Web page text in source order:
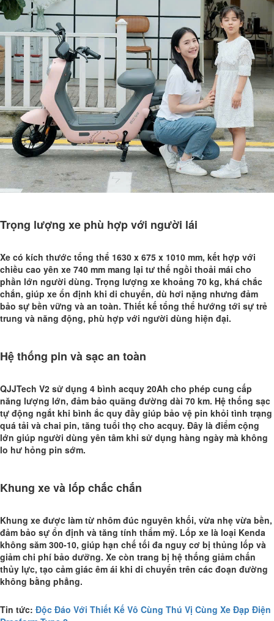
Trọng lượng xe phù hợp với người lái
Xe có kích thước tổng thể 1630 x 675 x 1010 mm, kết hợp với
chiều cao yên xe 740 mm mang lại tư thế ngồi thoải mái cho
phần lớn người dùng. Trọng lượng xe khoảng 70 kg, khá chắc
chắn, giúp xe ổn định khi di chuyển, dù hơi nặng nhưng đảm
bảo sự bền vững và an toàn. Thiết kế tổng thể hướng tới sự trẻ
trung và năng động, phù hợp với người dùng hiện đại.
Hệ thống pin và sạc an toàn
QJJTech V2 sử dụng 4 bình acquy 20Ah cho phép cung cấp
năng lượng lớn, đảm bảo quãng đường dài 70 km. Hệ thống sạc
tự động ngắt khi bình ắc quy đầy giúp bảo vệ pin khỏi tình trạng
quá tải và chai pin, tăng tuổi thọ cho acquy. Đây là điểm cộng
lớn giúp người dùng yên tâm khi sử dụng hàng ngày mà không
lo hư hỏng pin sớm.
Khung xe và lốp chắc chắn
Khung xe được làm từ nhôm đúc nguyên khối, vừa nhẹ vừa bền,
đảm bảo sự ổn định và tăng tính thẩm mỹ. Lốp xe là loại Kenda
không săm 300-10, giúp hạn chế tối đa nguy cơ bị thủng lốp và
giảm chi phí bảo dưỡng. Xe còn trang bị hệ thống giảm chấn
thủy lực, tạo cảm giác êm ái khi di chuyển trên các đoạn đường
không bằng phẳng.
Tin tức: Độc Đáo Với Thiết Kế Vô Cùng Thú Vị Cùng Xe Đạp Điện